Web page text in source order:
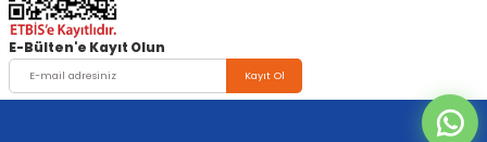
E-Bülten'e Kayıt Olun
Kayıt Ol